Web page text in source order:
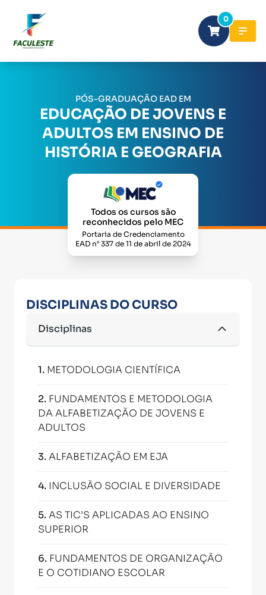
0
PÓS-GRADUAÇÃO EAD EM
EDUCAÇÃO DE JOVENS E
ADULTOS EM ENSINO DE
HISTÓRIA E GEOGRAFIA
Todos os cursos são
reconhecidos pelo MEC
Portaria de Credenciamento
EAD n° 337 de 11 de abril de 2024
DISCIPLINAS DO CURSO
Disciplinas
1. METODOLOGIA CIENTÍFICA
2. FUNDAMENTOS E METODOLOGIA
DA ALFABETIZAÇÃO DE JOVENS E
ADULTOS
3.ALFABETIZAÇÃO EM EJA
4. INCLUSÃO SOCIAL E DIVERSIDADE
5.AS TIC’S APLICADAS AO ENSINO
SUPERIOR
6. FUNDAMENTOS DE ORGANIZAÇÃO
E O COTIDIANO ESCOLAR